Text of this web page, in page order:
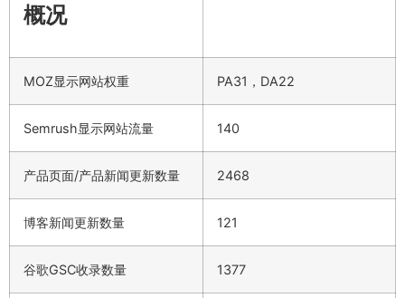
概况
MOZ显示网站权重 PA31，DA22
Semrush显示网站流量 140
产品页面/产品新闻更新数量 2468
博客新闻更新数量 121
谷歌GSC收录数量 1377